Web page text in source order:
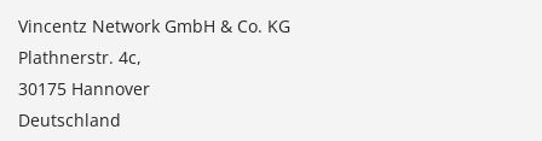
Vincentz Network GmbH & Co. KG
Plathnerstr. 4c,
30175 Hannover
Deutschland